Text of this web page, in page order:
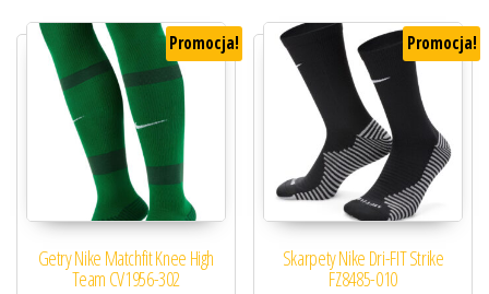
Promocja!
Getry Nike Matchfit Knee High
Team CV1956-302
Promocja!
Skarpety Nike Dri-FIT Strike
FZ8485-010